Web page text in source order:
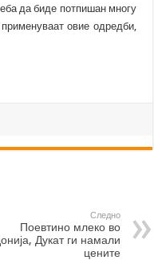
да биде потпишан многу
овие одредби,
Следно
Поевтино млеко во
Дукат ги намали
цените